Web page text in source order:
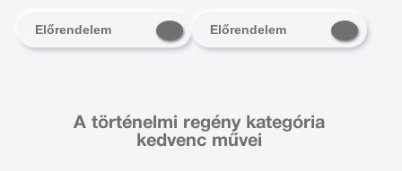
Előrendelem Előrendelem
A történelmi regény kategória
kedvenc művei